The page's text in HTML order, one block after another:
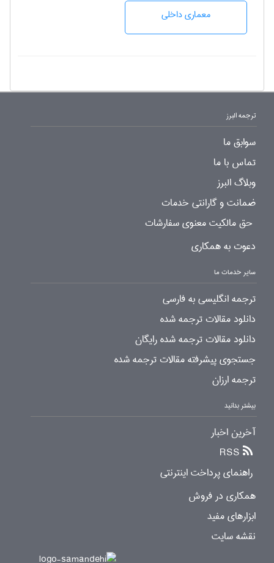
معماری داخلی
ترجمه البرز
سوابق ما
تماس با ما
وبلاگ البرز
ضمانت و گارانتی خدمات
حق مالکیت معنوی سفارشات
دعوت به همکاری
سایر خدمات ما
ترجمه انگلیسی به فارسی
دانلود مقالات ترجمه شده
دانلود مقالات ترجمه شده رایگان
جستجوی پیشرفته مقالات ترجمه شده
ترجمه ارزان
بیشتر بدانید
آخرین اخبار
RSS
راهنمای پرداخت اینترنتی
همکاری در فروش
ابزارهای مفید
نقشه سایت